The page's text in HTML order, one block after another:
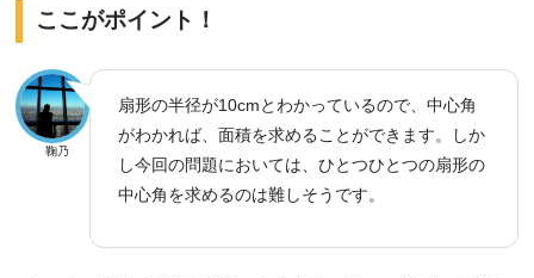
ここがポイント！
鞠乃
扇形の半径が10cmとわかっているので、中心角
がわかれば、面積を求めることができます。しか
し今回の問題においては、ひとつひとつの扇形の
中心角を求めるのは難しそうです。